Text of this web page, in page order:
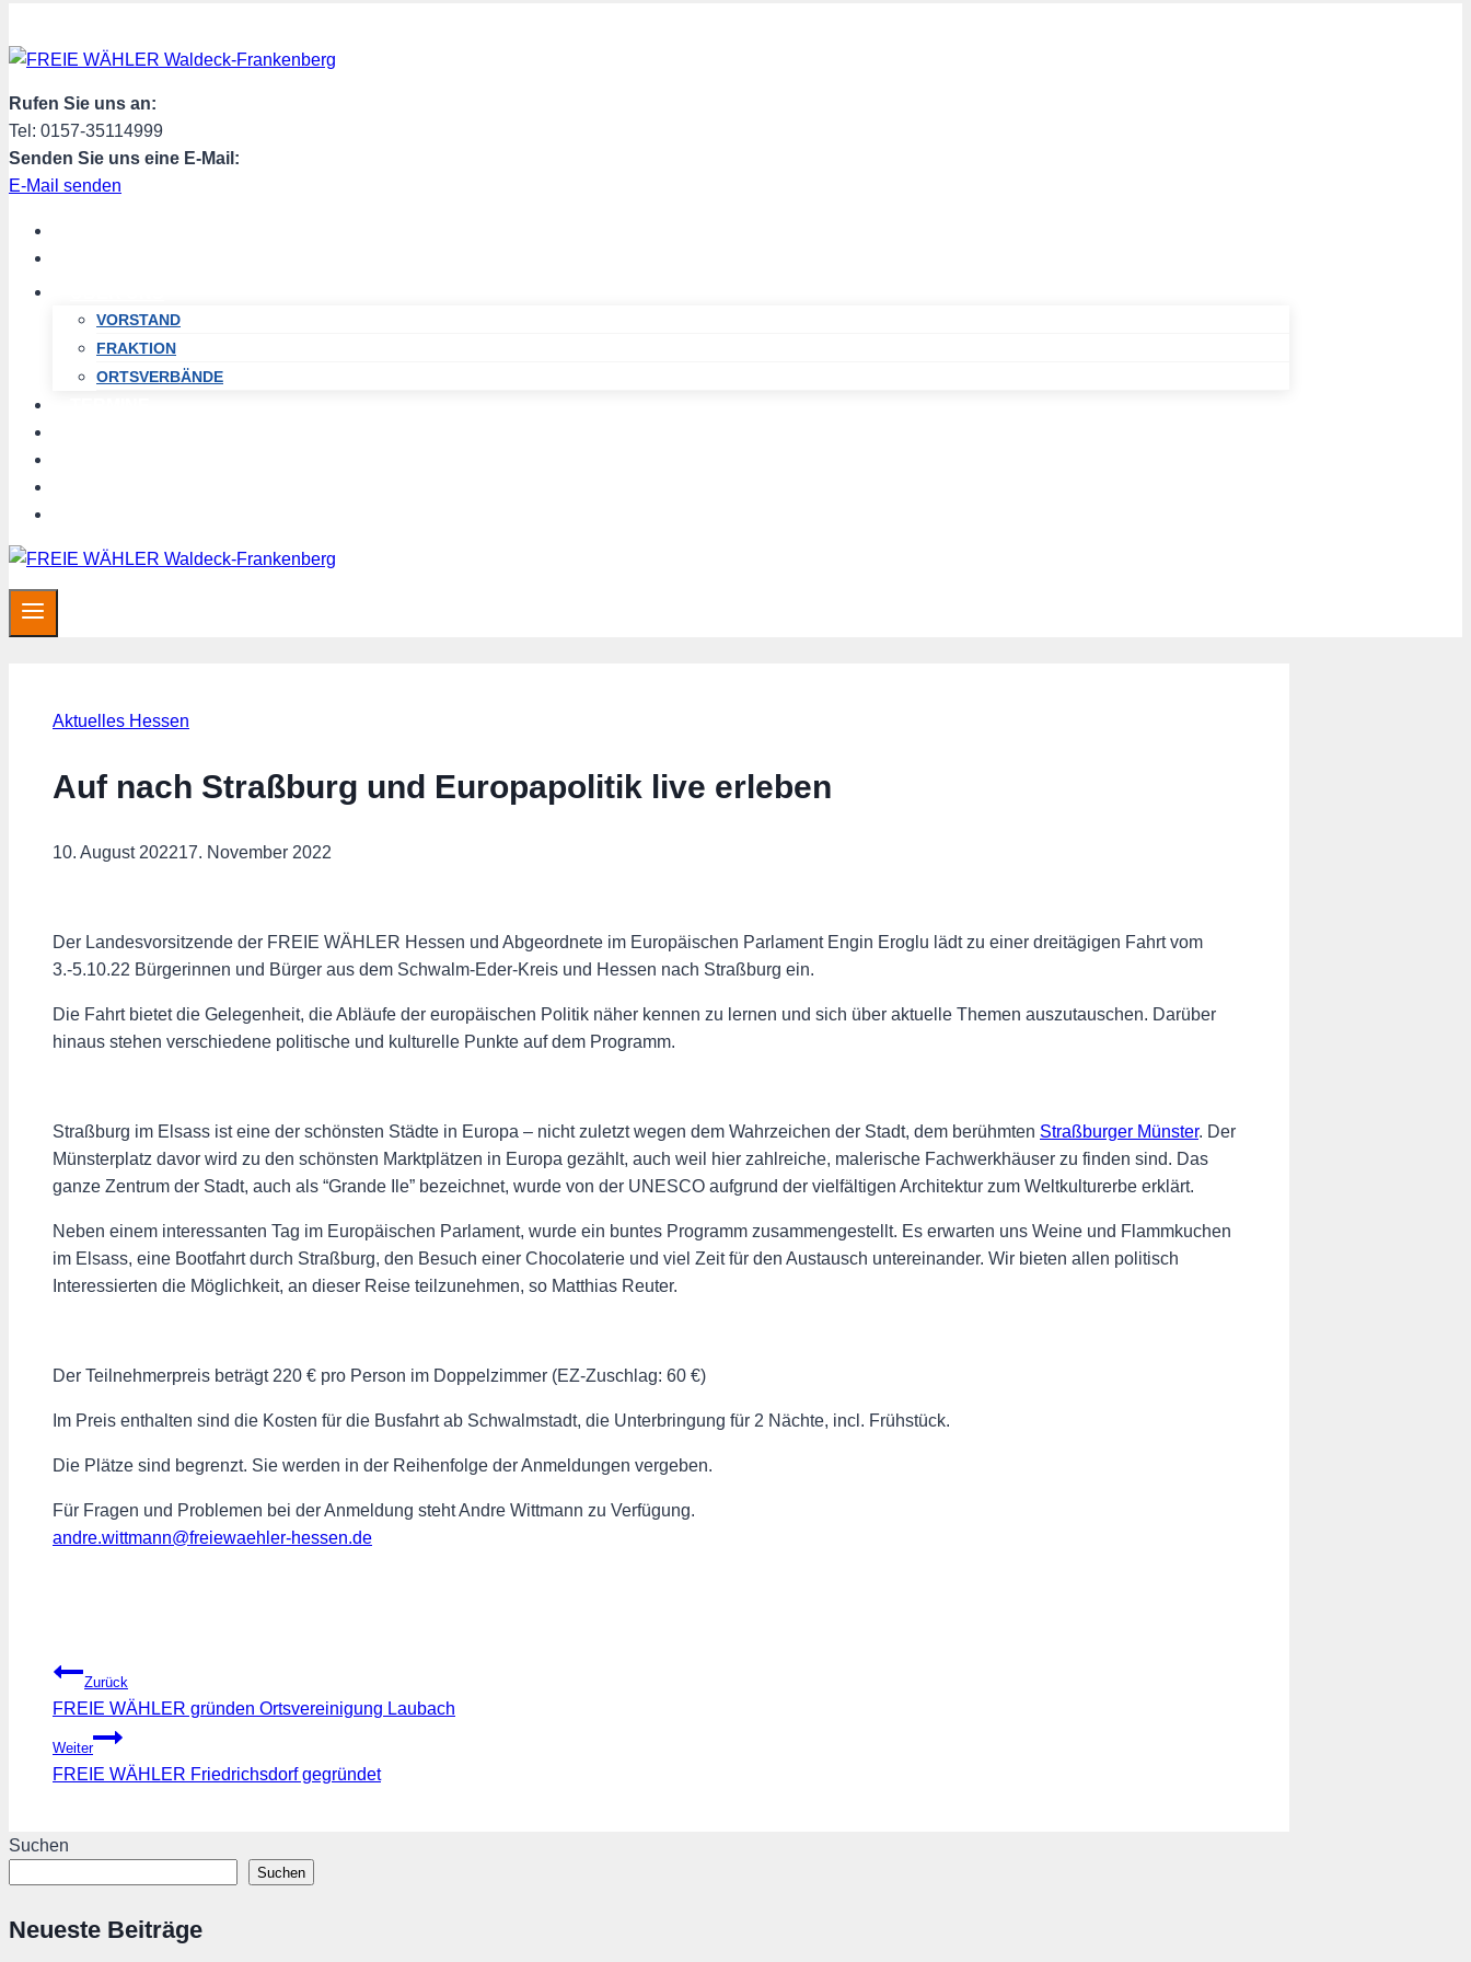
Inhalt
springen
Rufen Sie uns an:
Tel: 0157-35114999
Senden Sie uns eine E-Mail:
E-Mail senden
VORSTAND
FRAKTION
ORTSVERBÄNDE
Aktuelles Hessen
Auf nach Straßburg und Europapolitik live erleben
10. August 202217. November 2022
Der Landesvorsitzende der FREIE WÄHLER Hessen und Abgeordnete im Europäischen Parlament Engin Eroglu lädt zu einer dreitägigen Fahrt vom
3.-5.10.22 Bürgerinnen und Bürger aus dem Schwalm-Eder-Kreis und Hessen nach Straßburg ein.
Die Fahrt bietet die Gelegenheit, die Abläufe der europäischen Politik näher kennen zu lernen und sich über aktuelle Themen auszutauschen. Darüber
hinaus stehen verschiedene politische und kulturelle Punkte auf dem Programm.
Straßburg im Elsass ist eine der schönsten Städte in Europa – nicht zuletzt wegen dem Wahrzeichen der Stadt, dem berühmten Straßburger Münster. Der
Münsterplatz davor wird zu den schönsten Marktplätzen in Europa gezählt, auch weil hier zahlreiche, malerische Fachwerkhäuser zu finden sind. Das
ganze Zentrum der Stadt, auch als “Grande Ile” bezeichnet, wurde von der UNESCO aufgrund der vielfältigen Architektur zum Weltkulturerbe erklärt.
Neben einem interessanten Tag im Europäischen Parlament, wurde ein buntes Programm zusammengestellt. Es erwarten uns Weine und Flammkuchen
im Elsass, eine Bootfahrt durch Straßburg, den Besuch einer Chocolaterie und viel Zeit für den Austausch untereinander. Wir bieten allen politisch
Interessierten die Möglichkeit, an dieser Reise teilzunehmen, so Matthias Reuter.
Der Teilnehmerpreis beträgt 220 € pro Person im Doppelzimmer (EZ-Zuschlag: 60 €)
Im Preis enthalten sind die Kosten für die Busfahrt ab Schwalmstadt, die Unterbringung für 2 Nächte, incl. Frühstück.
Die Plätze sind begrenzt. Sie werden in der Reihenfolge der Anmeldungen vergeben.
Für Fragen und Problemen bei der Anmeldung steht Andre Wittmann zu Verfügung.
andre.wittmann@freiewaehler-hessen.de
Beitragsnavigation
Zurück
FREIE WÄHLER gründen Ortsvereinigung Laubach
Weiter
FREIE WÄHLER Friedrichsdorf gegründet
Suchen
Suchen
Neueste Beiträge